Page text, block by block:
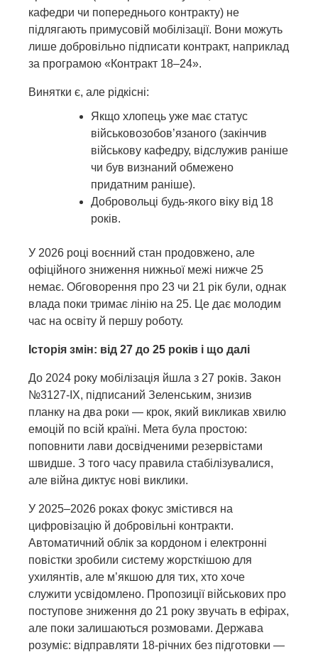
кафедри чи попереднього контракту) не
підлягають примусовій мобілізації. Вони можуть
лише добровільно підписати контракт, наприклад
за програмою «Контракт 18–24».
Винятки є, але рідкісні:
Якщо хлопець уже має статус
військовозобов’язаного (закінчив
військову кафедру, відслужив раніше
чи був визнаний обмежено
придатним раніше).
Добровольці будь-якого віку від 18
років.
У 2026 році воєнний стан продовжено, але
офіційного зниження нижньої межі нижче 25
немає. Обговорення про 23 чи 21 рік були, однак
влада поки тримає лінію на 25. Це дає молодим
час на освіту й першу роботу.
Історія змін: від 27 до 25 років і що далі
До 2024 року мобілізація йшла з 27 років. Закон
№3127-IX, підписаний Зеленським, знизив
планку на два роки — крок, який викликав хвилю
емоцій по всій країні. Мета була простою:
поповнити лави досвідченими резервістами
швидше. З того часу правила стабілізувалися,
але війна диктує нові виклики.
У 2025–2026 роках фокус змістився на
цифровізацію й добровільні контракти.
Автоматичний облік за кордоном і електронні
повістки зробили систему жорсткішою для
ухилянтів, але м’якшою для тих, хто хоче
служити усвідомлено. Пропозиції військових про
поступове зниження до 21 року звучать в ефірах,
але поки залишаються розмовами. Держава
розуміє: відправляти 18-річних без підготовки —